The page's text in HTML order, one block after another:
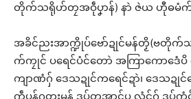
တိုက်သရိုဟ်တၠအဝဵုပၞာန်) နာဲ ဇဲယ ဟီုဓမံ
အခိင်ညးအာက္ဍိုပ်ဗော်ဍုင်မန်တၟိ(ဗတို
က်ကၠုင် ပရေင်ပံင်တောဲ အကြာကောဒ
ကျာဏံဂှ် ဒေသဍုင်ကရေင်ဍာဲ၊ ဒေသဍု
ကဵုပၠန်ဂတးမန် ဒပ်တအာင်ပ လံင်ဂှ် ဒပ်